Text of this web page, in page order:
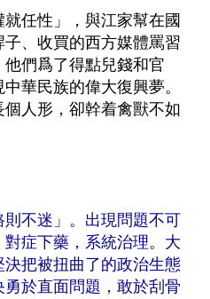
任性」，與江家幫在國
、收買的西方媒體罵習
們爲了得點兒錢和官
華民族的偉大復興夢。
人形，卻幹着禽獸不如
則不迷」。出現問題不可
症下藥，系統治理。大
把被扭曲了的政治生態
於直面問題，敢於刮骨